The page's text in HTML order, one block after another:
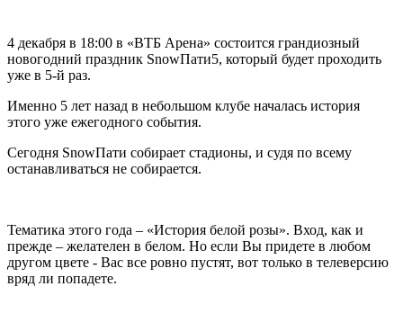
4 декабря в 18:00 в «ВТБ Арена» состоится грандиозный
новогодний праздник SnowПати5, который будет проходить
уже в 5-й раз.
Именно 5 лет назад в небольшом клубе началась история
этого уже ежегодного события.
Сегодня SnowПати собирает стадионы, и судя по всему
останавливаться не собирается.
Тематика этого года – «История белой розы». Вход, как и
прежде – желателен в белом. Но если Вы придете в любом
другом цвете - Вас все ровно пустят, вот только в телеверсию
вряд ли попадете.